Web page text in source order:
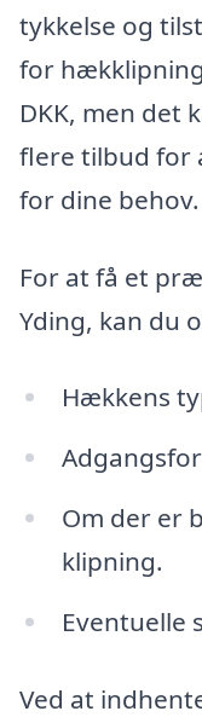
tykkelse og
for
DKK, men det
flere tilbud for
for dine behov.
For at få et
Yding, kan du
Hækkens
Om der er
klipning.
Eventuelle
Ved at